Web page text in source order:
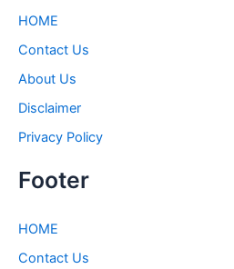
HOME
Contact Us
About Us
Disclaimer
Privacy Policy
Footer
HOME
Contact Us